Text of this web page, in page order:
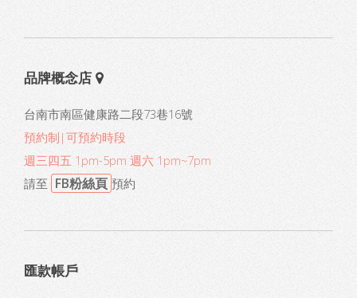
品牌概念店
台南市南區健康路二段73巷16號
預約制|可預約時段
週三四五 1pm-5pm 週六 1pm~7pm
請至 FB粉絲頁 預約
匯款帳戶